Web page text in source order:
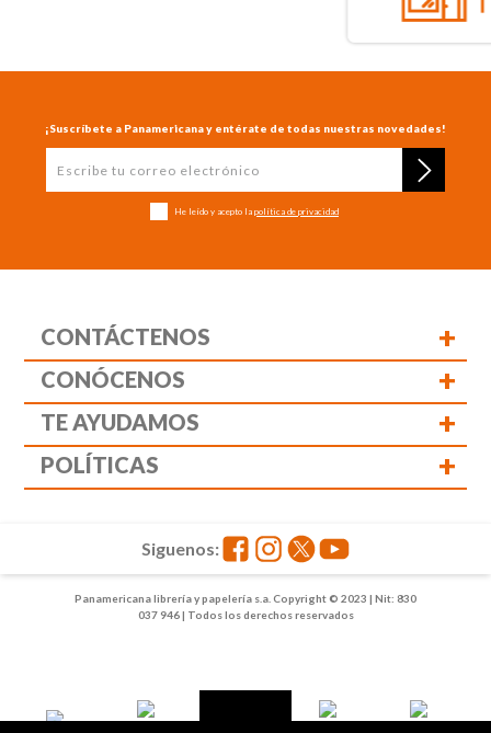
¡Suscríbete a Panamericana y entérate de todas nuestras novedades!
He leído y acepto la política de privacidad
CONTÁCTENOS +
CONÓCENOS +
TE AYUDAMOS +
POLÍTICAS +
Panamericana librería y papelería s.a. Copyright © 2023 | Nit: 830
037 946 | Todos los derechos reservados
Siguenos: